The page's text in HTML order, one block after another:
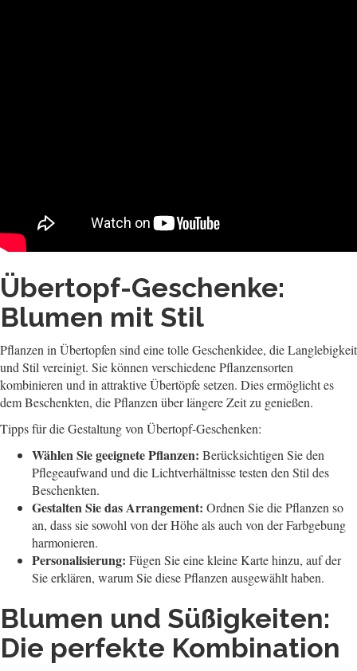
Übertopf-Geschenke:
Blumen mit Stil
Pflanzen in Übertopfen sind eine tolle Geschenkidee, die Langlebigkeit
und Stil vereinigt. Sie können verschiedene Pflanzensorten
kombinieren und in attraktive Übertöpfe setzen. Dies ermöglicht es
dem Beschenkten, die Pflanzen über längere Zeit zu genießen.
Tipps für die Gestaltung von Übertopf-Geschenken:
Wählen Sie geeignete Pflanzen: Berücksichtigen Sie den
Pflegeaufwand und die Lichtverhältnisse testen den Stil des
Beschenkten.
Gestalten Sie das Arrangement: Ordnen Sie die Pflanzen so
an, dass sie sowohl von der Höhe als auch von der Farbgebung
harmonieren.
Personalisierung: Fügen Sie eine kleine Karte hinzu, auf der
Sie erklären, warum Sie diese Pflanzen ausgewählt haben.
Blumen und Süßigkeiten:
Die perfekte Kombination